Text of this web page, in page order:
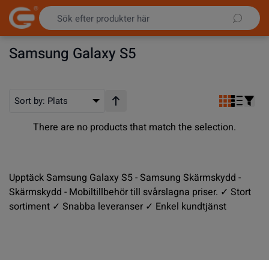
Hoppa till innehållet
Samsung Galaxy S5
Sort by: Plats
Stigande ordning
There are no products that match the selection.
Upptäck Samsung Galaxy S5 - Samsung Skärmskydd -
Skärmskydd - Mobiltillbehör till svårslagna priser. ✓ Stort
sortiment ✓ Snabba leveranser ✓ Enkel kundtjänst